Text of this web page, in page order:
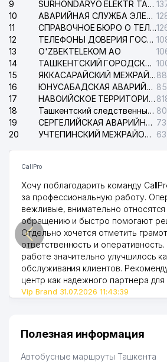
9
SURHONDARYO ELEKTR TARMOKLARI АО
10
АВАРИЙНАЯ СЛУЖБА ЭЛЕКТРОСЕТИ ТАШКЕНТСКОГО РАЙОНА
11
СПРАВОЧНОЕ БЮРО О ТЕЛЕФОНАХ ОРГАНИЗАЦИЙ г. ТАШКЕНТА
12
ТЕЛЕФОНЫ ДОВЕРИЯ ГОСУДАРСТВЕННОГО ЦЕНТРА ТЕСТИРОВАНИЯ
13
O'ZBEKTELEKOM АО
14
ТАШКЕНТСКИЙ ГОРОДСКОЙ СУД ПО ГРАЖДАНСКИМ ДЕЛАМ
15
ЯККАСАРАЙСКИЙ МЕЖРАЙОННЫЙ СУД ПО ГРАЖДАНСКИМ ДЕЛАМ
16
ЮНУСАБАДСКАЯ АВАРИЙНАЯ СЛУЖБА ЭЛЕКТРОСЕТИ
17
НАВОИЙСКОЕ ТЕРРИТОРИАЛЬНОЕ ПРЕДПРИЯТИЕ ЭЛЕКТРОСЕТИ АО
18
Ташкентский следственный изолятор
19
СЕРГЕЛИЙСКАЯ АВАРИЙНАЯ СЛУЖБА ЭЛЕКТРОСЕТИ
20
УЧТЕПИНСКИЙ МЕЖРАЙОННЫЙ СУД ПО ГРАЖДАНСКИМ ДЕЛАМ
CallPro
Хочу поблагодарить команду
за профессиональную работу.
вежливые, внимательно
обращению и быстро помогают
Отдельно хочется отметить
ответственность и оперативность.
работе значительно улучшилось
обслуживания клиентов.
центр как надежного партнера для
Vip Brand 31.07.2026 11:43:39
Полезная информация
Автобусные маршруты Ташкента